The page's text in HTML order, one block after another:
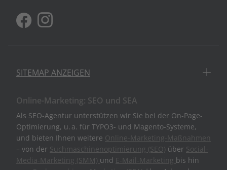
SITEMAP ANZEIGEN
Online-Marketing: SEO und SEA
Als SEO-Agentur unterstützen wir Sie bei der On-Page-
Optimierung, u. a. für TYPO3- und Magento-Systeme,
und bieten Ihnen weitere Online-Marketing-Maßnahmen
– von der Suchmaschinenoptimierung (SEO) über Social-
Media-Marketing (SMM) und E-Mail-Marketing bis hin